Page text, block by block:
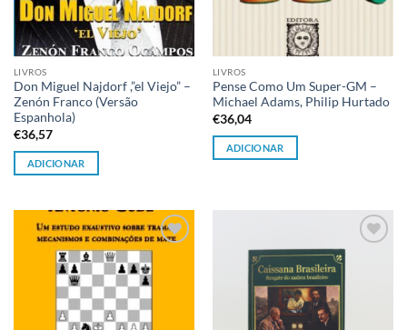
LIVROS
Don Miguel Najdorf ,”el Viejo” –
Zenón Franco (Versão
Espanhola)
€36,57
ADICIONAR
LIVROS
Pense Como Um Super-GM –
Michael Adams, Philip Hurtado
€36,04
ADICIONAR
Adicionar
à lista de
desejos
Adicionar